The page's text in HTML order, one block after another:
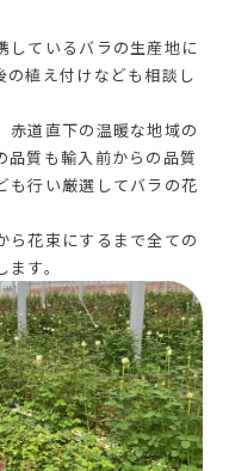
しているバラの生産地に
の植え付けなども相談し
赤道直下の温暖な地域の
品質も輸入前からの品質
も行い厳選してバラの花
ら花束にするまで全ての
す。